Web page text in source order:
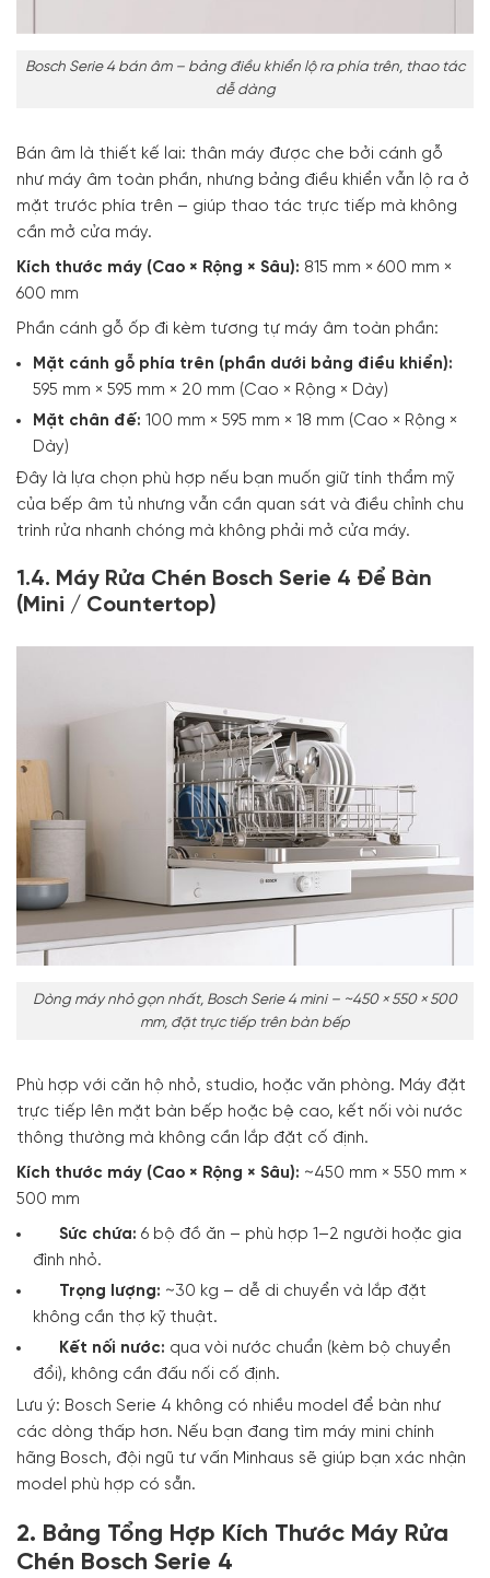
Bosch Serie 4 bán âm – bảng điều khiển lộ ra phía trên, thao tác
dễ dàng
Bán âm là thiết kế lai: thân máy được che bởi cánh gỗ
như máy âm toàn phần, nhưng bảng điều khiển vẫn lộ ra ở
mặt trước phía trên – giúp thao tác trực tiếp mà không
cần mở cửa máy.
Kích thước máy (Cao × Rộng × Sâu): 815 mm × 600 mm ×
600 mm
Phần cánh gỗ ốp đi kèm tương tự máy âm toàn phần:
Mặt cánh gỗ phía trên (phần dưới bảng điều khiển):
595 mm × 595 mm × 20 mm (Cao × Rộng × Dày)
Mặt chân đế: 100 mm × 595 mm × 18 mm (Cao × Rộng ×
Dày)
Đây là lựa chọn phù hợp nếu bạn muốn giữ tính thẩm mỹ
của bếp âm tủ nhưng vẫn cần quan sát và điều chỉnh chu
trình rửa nhanh chóng mà không phải mở cửa máy.
1.4. Máy Rửa Chén Bosch Serie 4 Để Bàn
(Mini / Countertop)
Dòng máy nhỏ gọn nhất, Bosch Serie 4 mini – ~450 × 550 × 500
mm, đặt trực tiếp trên bàn bếp
Phù hợp với căn hộ nhỏ, studio, hoặc văn phòng. Máy đặt
trực tiếp lên mặt bàn bếp hoặc bệ cao, kết nối vòi nước
thông thường mà không cần lắp đặt cố định.
Kích thước máy (Cao × Rộng × Sâu): ~450 mm × 550 mm ×
500 mm
Sức chứa: 6 bộ đồ ăn – phù hợp 1–2 người hoặc gia
đình nhỏ.
Trọng lượng: ~30 kg – dễ di chuyển và lắp đặt
không cần thợ kỹ thuật.
Kết nối nước: qua vòi nước chuẩn (kèm bộ chuyển
đổi), không cần đấu nối cố định.
Lưu ý: Bosch Serie 4 không có nhiều model để bàn như
các dòng thấp hơn. Nếu bạn đang tìm máy mini chính
hãng Bosch, đội ngũ tư vấn Minhaus sẽ giúp bạn xác nhận
model phù hợp có sẵn.
2. Bảng Tổng Hợp Kích Thước Máy Rửa
Chén Bosch Serie 4